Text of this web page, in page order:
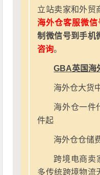
立站卖家和外贸
海外仓客服微信
制微信号到手机
咨询。
GBA英国海
海外仓大货
海外仓一件
件起
海外仓仓储
跨境电商卖
多传统跨境物流